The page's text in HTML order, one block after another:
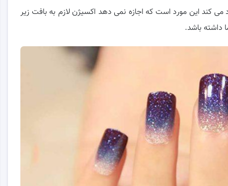
کند این مورد است که اجازه نمی دهد اکسیژن لازم به بافت زیر
داشته باشد.